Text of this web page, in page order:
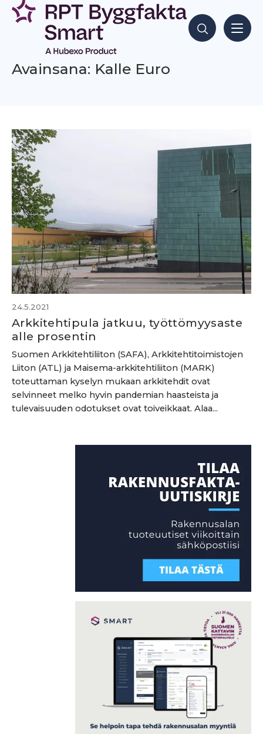
Siirry
sisältöön
Hae sisältöjä
Avainsana: Kalle Euro
24.5.2021
Arkkitehtipula jatkuu, työttömyysaste
alle prosentin
Suomen Arkkitehtiliiton (SAFA), Arkkitehtitoimistojen
Liiton (ATL) ja Maisema-arkkitehtiliiton (MARK)
toteuttaman kyselyn mukaan arkkitehdit ovat
selvinneet melko hyvin pandemian haasteista ja
tulevaisuuden odotukset ovat toiveikkaat. Alaa...